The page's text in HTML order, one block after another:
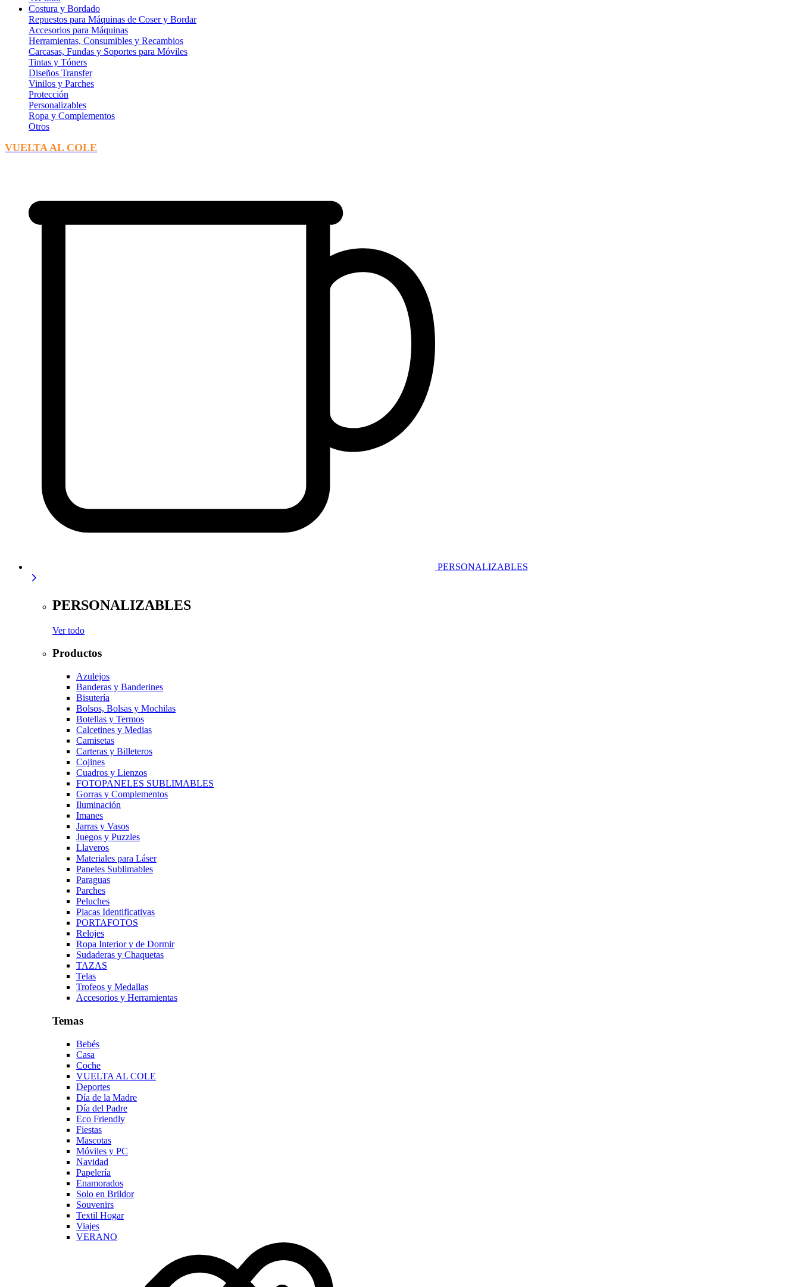
Costura y Bordado
Repuestos para Máquinas de Coser y Bordar
Accesorios para Máquinas
Herramientas, Consumibles y Recambios
Carcasas, Fundas y Soportes para Móviles
Tintas y Tóners
Diseños Transfer
Vinilos y Parches
Protección
Personalizables
Ropa y Complementos
Otros
VUELTA AL COLE
PERSONALIZABLES
PERSONALIZABLES
Ver todo
Productos
Azulejos
Banderas y Banderines
Bisutería
Bolsos, Bolsas y Mochilas
Botellas y Termos
Calcetines y Medias
Camisetas
Carteras y Billeteros
Cojines
Cuadros y Lienzos
FOTOPANELES SUBLIMABLES
Gorras y Complementos
Iluminación
Imanes
Jarras y Vasos
Juegos y Puzzles
Llaveros
Materiales para Láser
Paneles Sublimables
Paraguas
Parches
Peluches
Placas Identificativas
PORTAFOTOS
Relojes
Ropa Interior y de Dormir
Sudaderas y Chaquetas
TAZAS
Telas
Trofeos y Medallas
Accesorios y Herramientas
Temas
Bebés
Casa
Coche
VUELTA AL COLE
Deportes
Día de la Madre
Día del Padre
Eco Friendly
Fiestas
Mascotas
Móviles y PC
Navidad
Papelería
Enamorados
Solo en Brildor
Souvenirs
Textil Hogar
Viajes
VERANO